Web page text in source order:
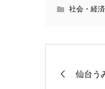
社会・経済
仙台う